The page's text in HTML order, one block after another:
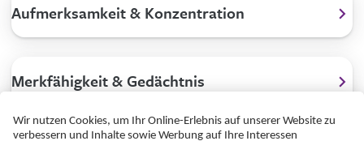
Aufmerksamkeit & Konzentration
Merkfähigkeit & Gedächtnis